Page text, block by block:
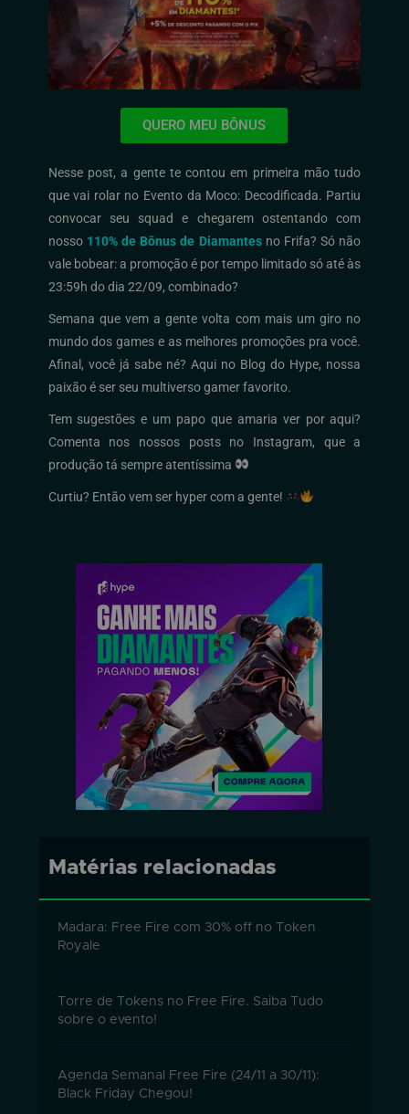
QUERO MEU BÔNUS
Nesse post, a gente te contou em primeira mão tudo
que vai rolar no Evento da Moco: Decodificada. Partiu
convocarseu squad e chegarem ostentando com
nosso 110% de Bônus de Diamantesno Frifa? Só não
vale bobear: a promoção é por tempo limitado só até às
23:59h do dia 22/09, combinado?
Semana que vem a gente volta com mais um giro no
mundo dos games e as melhores promoções pra você.
Afinal, você já sabe né? Aqui no Blog do Hype, nossa
paixão é ser seu multiverso gamer favorito.
Tem sugestões e um papo que amaria ver por aqui?
Comenta nos nossos posts no Instagram, que a
produção tá sempre atentíssima
Curtiu? Então vem ser hyper com a gente!
Matérias relacionadas
Madara: Free Fire com 30% off no Token
Royale
Torre de Tokens no Free Fire. Saiba Tudo
sobre o evento!
Agenda Semanal Free Fire (24/11 a 30/11):
Black Friday Chegou!